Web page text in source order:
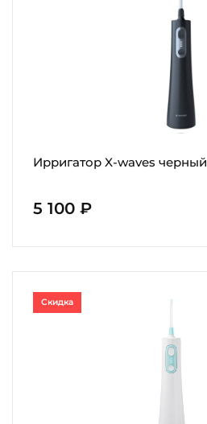
Ирригатор X-waves черный
5 100 ₽
Скидка